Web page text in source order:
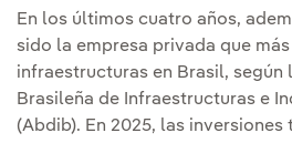
En los últimos cuatro años,
sido la empresa privada que
infraestructuras en Brasil, según
Brasileña de Infraestructuras e
(Abdib). En 2025, las